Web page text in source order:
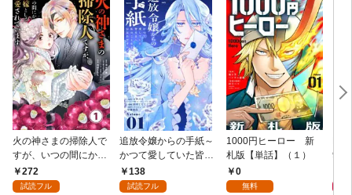
火の神さまの掃除人で
すが、いつの間にか花
嫁として溺愛されてい
ます【単話】（１）
272
試読フル
追放令嬢からの手紙～
かつて愛していた皆さ
まへ 私のことなどお忘
れですか？～【単話】
138
試読フル
1000円ヒーロー 新
札版【単話】（１）
0
無料
9.5